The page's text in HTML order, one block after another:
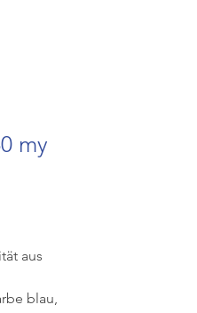
my
aus
blau,